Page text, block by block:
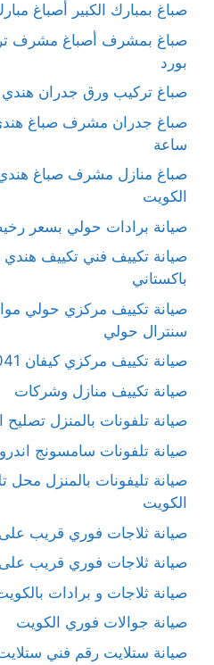
صباغ بمبارك الكبير أصباغ مبارك الكبير 24
صباغ بمشرف أصباغ مشرف
بورد
صباغ تركيب ورق جدران هندي
ساعة
صباغ منازل مشرف صباغ
الكويت
صيانة برادات حولي بسعر
صيانة تكييف فني تكييف
باكستاني
صيانة تكييف مركزي حولي
سنترال حولي
صيانة تكييف مركزي كيفان 62224041
صيانة تكييف منازل وشركات
صيانة تلفونات بالمنزل تصليح
صيانة تلفونات سامسونج
صيانة تليفونات بالمنزل
الكويت
صيانة ثلاجات فوري قريب
صيانة ثلاجات فوري قريب
صيانة ثلاجات و برادات
صيانة جوالات فوري الكويت
صيانة ستلايت رقم فني